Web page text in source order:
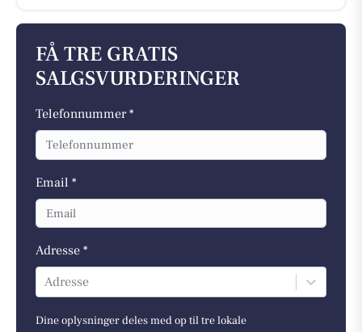
FÅ TRE GRATIS
SALGSVURDERINGER
Telefonnummer *
Email *
Adresse *
Adresse
Dine oplysninger deles med op til tre lokale